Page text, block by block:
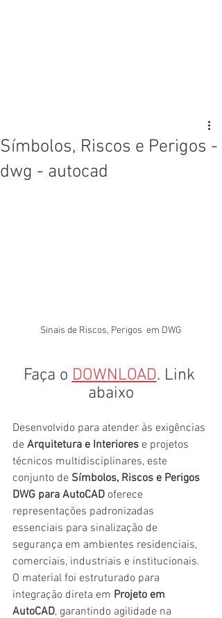
Símbolos, Riscos e Perigos -
dwg - autocad
Sinais de Riscos, Perigos  em DWG
Faça o DOWNLOAD. Link
abaixo
Desenvolvido para atender às exigências
de Arquitetura e Interiores e projetos
técnicos multidisciplinares, este
conjunto de Símbolos, Riscos e Perigos
DWG para AutoCAD oferece
representações padronizadas
essenciais para sinalização de
segurança em ambientes residenciais,
comerciais, industriais e institucionais.
O material foi estruturado para
integração direta em Projeto em
AutoCAD, garantindo agilidade na